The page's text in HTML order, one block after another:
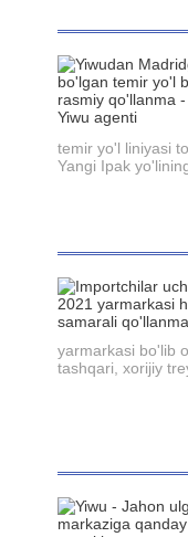
temir yo'l liniyasi
Yangi Ipak
yarmarkasi bo'lib
tashqari, xorijiy